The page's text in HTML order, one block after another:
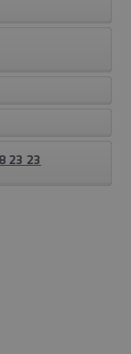
23 23